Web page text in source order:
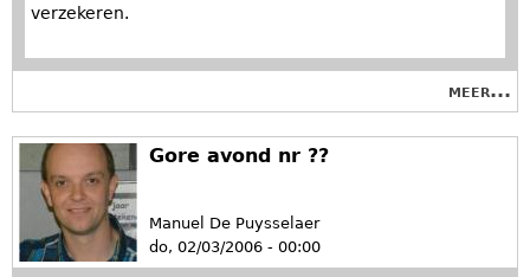
verzekeren.
meer...
Gore avond nr ??
Manuel De Puysselaer
do, 02/03/2006 - 00:00